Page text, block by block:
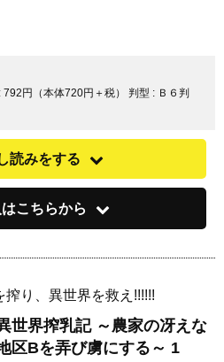
792円（本体720円＋税） 判型 : Ｂ６判
読みをする
こちらから
り、異世界を救え!!!!!!
世界搾乳記 ～農家の冴えな
区Bを弄び虜にする～ 1